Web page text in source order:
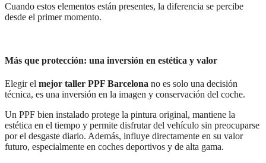
Cuando estos elementos están presentes, la diferencia se percibe
desde el primer momento.
Más que protección: una inversión en estética y valor
Elegir el mejor taller PPF Barcelona no es solo una decisión
técnica, es una inversión en la imagen y conservación del coche.
Un PPF bien instalado protege la pintura original, mantiene la
estética en el tiempo y permite disfrutar del vehículo sin preocuparse
por el desgaste diario. Además, influye directamente en su valor
futuro, especialmente en coches deportivos y de alta gama.